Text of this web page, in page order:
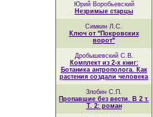
Юрий Воробьевский
Незримые старцы
Симкин Л.С.
Ключ от "Покровских
ворот"
Дробышевский С.В.
Комплект из 2-х книг:
Ботаника антрополога. Как
растения создали человека
Злобин С.П.
Пропавшие без вести. В 2 т.
Т. 2: роман